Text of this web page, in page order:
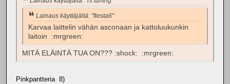
Lainaus käyttäjältä: "fiesta6"
Karvaa laittelin vähän asconaan ja kattoluukunkin
laitoin :mrgreen:
MITÄ ELÄINTÄ TUA ON??? :shock: :mrgreen:
Pinkpantteria 8)